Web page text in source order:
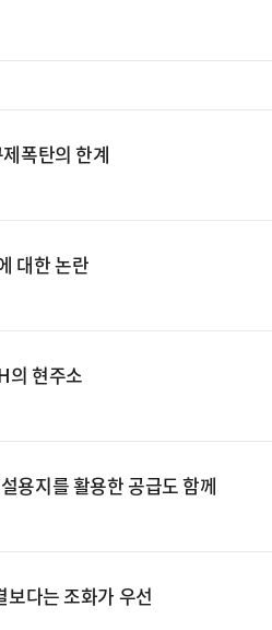
폭탄의 한계
대한 논란
의 현주소
용지를 활용한 공급도 함께
다는 조화가 우선